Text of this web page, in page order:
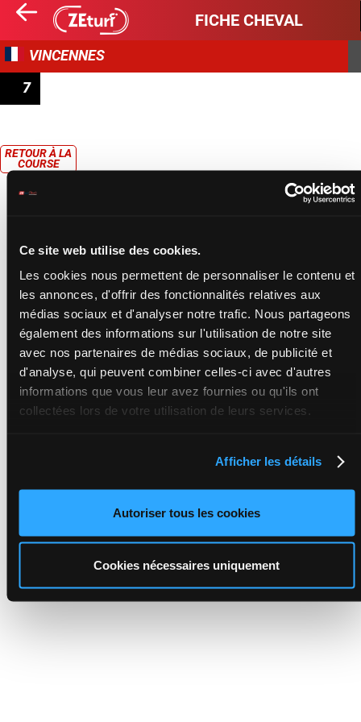
Ce site web utilise des cookies.
Les cookies nous permettent de personnaliser le contenu et
les annonces, d'offrir des fonctionnalités relatives aux
médias sociaux et d'analyser notre trafic. Nous partageons
également des informations sur l'utilisation de notre site
avec nos partenaires de médias sociaux, de publicité et
d'analyse, qui peuvent combiner celles-ci avec d'autres
informations que vous leur avez fournies ou qu'ils ont
collectées lors de votre utilisation de leurs services.
Afficher les détails
Autoriser tous les cookies
Cookies nécessaires uniquement
FICHE CHEVAL
VINCENNES
7
RETOUR À LA
COURSE